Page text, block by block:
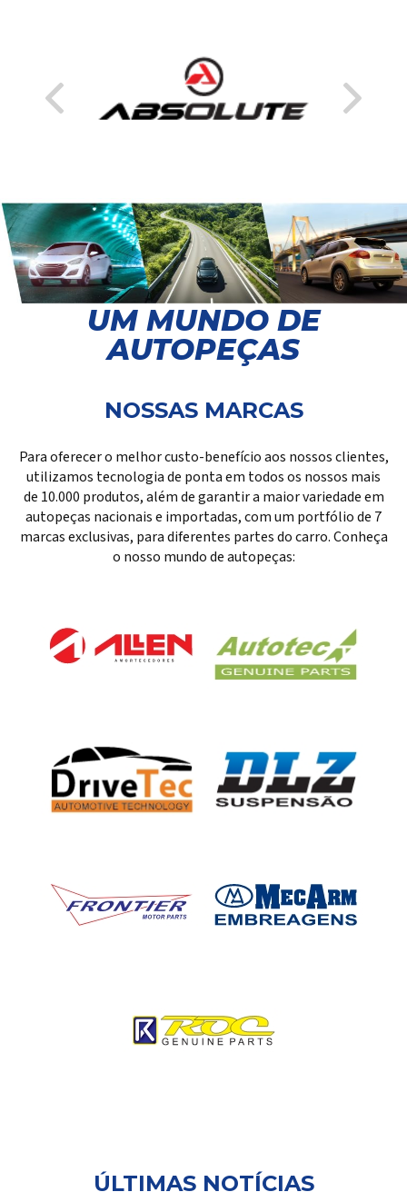
UM MUNDO DE
AUTOPEÇAS
NOSSAS MARCAS
Para oferecer o melhor custo-benefício aos nossos clientes,
utilizamos tecnologia de ponta em todos os nossos mais
de 10.000 produtos, além de garantir a maior variedade em
autopeças nacionais e importadas, com um portfólio de 7
marcas exclusivas, para diferentes partes do carro. Conheça
o nosso mundo de autopeças:
ÚLTIMAS NOTÍCIAS